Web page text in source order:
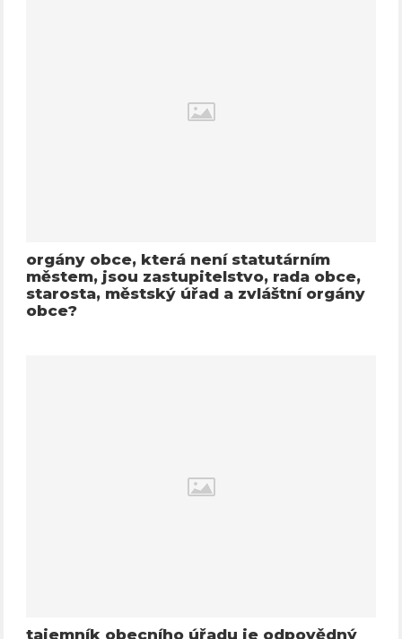
orgány obce, která není statutárním
městem, jsou zastupitelstvo, rada obce,
starosta, městský úřad a zvláštní orgány
obce?
tajemník obecního úřadu je odpovědný